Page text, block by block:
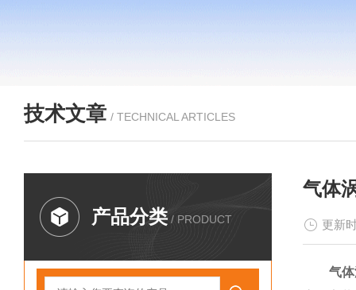
技术文章 / TECHNICAL ARTICLES
产品分类 / PRODUCT
气体
更新
气